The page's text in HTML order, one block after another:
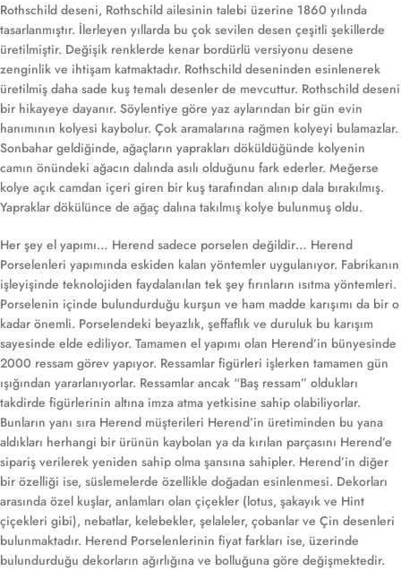
Rothschild deseni, Rothschild ailesinin talebi üzerine 1860 yılında
tasarlanmıştır. İlerleyen yıllarda bu çok sevilen desen çeşitli şekillerde
üretilmiştir. Değişik renklerde kenar bordürlü versiyonu desene
zenginlik ve ihtişam katmaktadır. Rothschild deseninden esinlenerek
üretilmiş daha sade kuş temalı desenler de mevcuttur. Rothschild deseni
bir hikayeye dayanır. Söylentiye göre yaz aylarından bir gün evin
hanımının kolyesi kaybolur. Çok aramalarına rağmen kolyeyi bulamazlar.
Sonbahar geldiğinde, ağaçların yaprakları döküldüğünde kolyenin
camın önündeki ağacın dalında asılı olduğunu fark ederler. Meğerse
kolye açık camdan içeri giren bir kuş tarafından alınıp dala bırakılmış.
Yapraklar dökülünce de ağaç dalına takılmış kolye bulunmuş oldu.
Her şey el yapımı… Herend sadece porselen değildir… Herend
Porselenleri yapımında eskiden kalan yöntemler uygulanıyor. Fabrikanın
işleyişinde teknolojiden faydalanılan tek şey fırınların ısıtma yöntemleri.
Porselenin içinde bulundurduğu kurşun ve ham madde karışımı da bir o
kadar önemli. Porselendeki beyazlık, şeffaflık ve duruluk bu karışım
sayesinde elde ediliyor. Tamamen el yapımı olan Herend’in bünyesinde
2000 ressam görev yapıyor. Ressamlar figürleri işlerken tamamen gün
ışığından yararlanıyorlar. Ressamlar ancak “Baş ressam” oldukları
takdirde figürlerinin altına imza atma yetkisine sahip olabiliyorlar.
Bunların yanı sıra Herend müşterileri Herend’in üretiminden bu yana
aldıkları herhangi bir ürünün kaybolan ya da kırılan parçasını Herend’e
sipariş verilerek yeniden sahip olma şansına sahipler. Herend’in diğer
bir özelliği ise, süslemelerde özellikle doğadan esinlenmesi. Dekorları
arasında özel kuşlar, anlamları olan çiçekler (lotus, şakayık ve Hint
çiçekleri gibi), nebatlar, kelebekler, şelaleler, çobanlar ve Çin desenleri
bulunmaktadır. Herend Porselenlerinin fiyat farkları ise, üzerinde
bulundurduğu dekorların ağırlığına ve bolluğuna göre değişmektedir.